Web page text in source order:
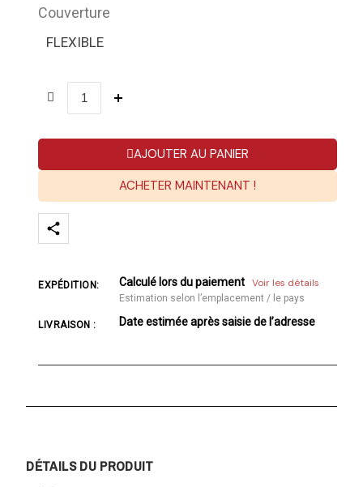
Couverture
FLEXIBLE
AJOUTER AU PANIER
ACHETER MAINTENANT !
EXPÉDITION: Calculé lors du paiement Voir les détails
Estimation selon l’emplacement / le pays
LIVRAISON : Date estimée après saisie de l’adresse
DÉTAILS DU PRODUIT